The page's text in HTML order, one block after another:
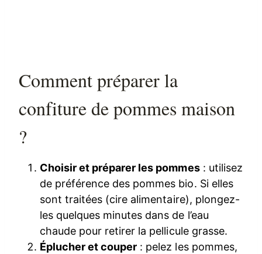
Comment préparer la
confiture de pommes maison
?
Choisir et préparer les pommes: utilisez
de préférence des pommes bio. Si elles
sont traitées (cire alimentaire), plongez-
les quelques minutes dans de l’eau
chaude pour retirer la pellicule grasse.
Éplucher et couper : pelez les pommes,